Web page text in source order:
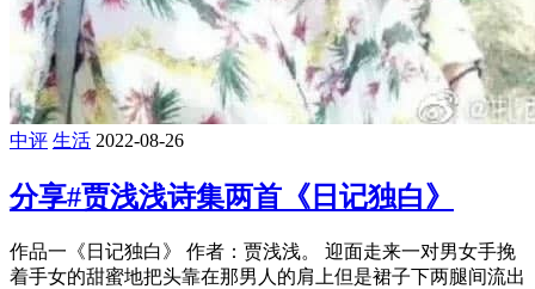
中评 生活 2022-08-26
分享#贾浅浅诗集两首《日记独白》
作品一《日记独白》 作者：贾浅浅。 迎面走来一对男女手挽
着手女的甜蜜地把头靠在那男人的肩上但是裙子下两腿间流出